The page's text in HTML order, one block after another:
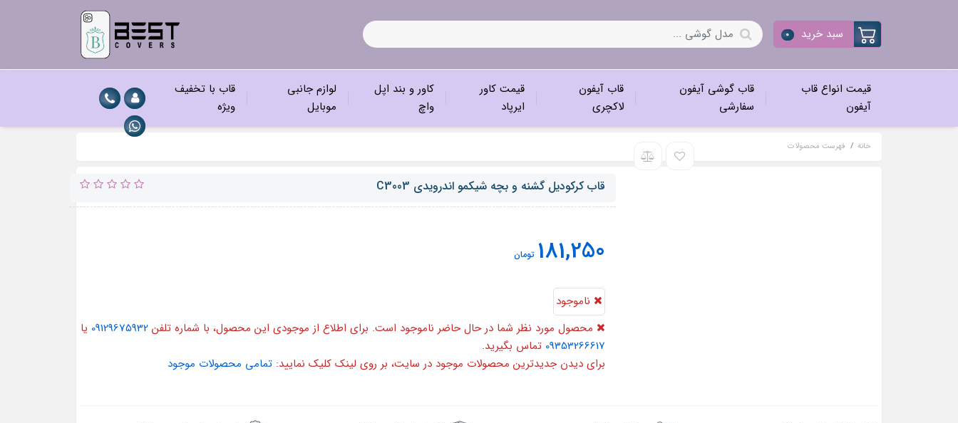
سبد خرید 0
قیمت انواع قاب
آیفون
قاب گوشی آیفون
سفارشی
قاب آیفون
لاکچری
قیمت کاور
ایرپاد
کاور و بند اپل
واچ
لوازم جانبی
موبایل
قاب با تخفیف
ویژه
خانه فهرست محصولات
قاب کرکودیل گشنه و بچه شیکمو اندرویدی ‌C3003
181,250 تومان
ناموجود
محصول مورد نظر شما در حال حاضر ناموجود است. برای اطلاع از موجودی این محصول، با شماره تلفن09129675932 یا
09353266617 تماس بگیرید.
برای دیدن جدیدترین محصولات موجود در سایت، بر روی لینک کلیک نمایید:تمامی محصولات موجود